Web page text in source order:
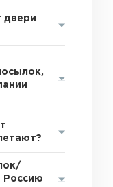
двери
Россию